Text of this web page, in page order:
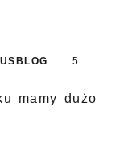
5
mamy dużo